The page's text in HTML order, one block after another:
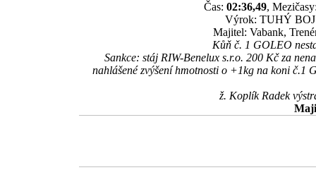
Čas: 02:36,49,
Výrok: TUHÝ BOJ
Majitel: Vabank,
Kůň č. 1 GOLEO
Sankce: stáj RIW-Benelux s.r.o. 200 Kč za
nahlášené zvýšení hmotnosti o +1kg na koni
ž. Koplík Radek